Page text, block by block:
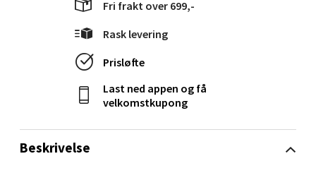
Beskrivelse
Fri frakt over 699,-
Rask levering
Prisløfte
Last ned appen og få
velkomstkupong
Molde - Moldetorget
Torget 1, 6413 Molde
Åpent i dag 10-20